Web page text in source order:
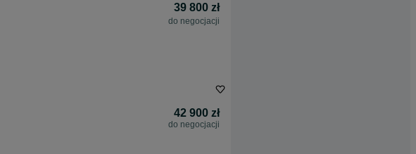
39 800 zł
do negocjacji
42 900 zł
do negocjacji